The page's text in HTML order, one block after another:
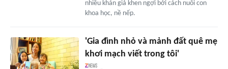
nhiều khán giả khen ngợi bởi cách nuôi con
khoa học, nề nếp.
'Gia đình nhỏ và mảnh đất quê mẹ
khơi mạch viết trong tôi'